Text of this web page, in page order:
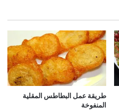
طريقة عمل البطاطس المقلية
المنفوخة